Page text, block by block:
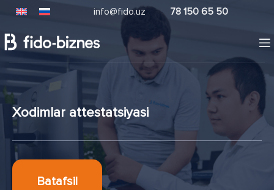
info@fido.uz 78 150 65 50
Xodimlar attestatsiyasi
Batafsil